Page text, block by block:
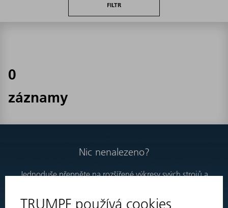
FILTR
0
záznamy
Nic nenalezeno?
Jednoduše přepněte na rozšířené výkresy svých strojů a